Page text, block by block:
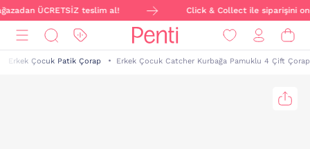
ÜCRETSİZ teslim al! Click & Collect ile siparişini
Erkek Çocuk Patik Çorap Erkek Çocuk Catcher Kurbağa Pamuklu 4 Çift Çorap